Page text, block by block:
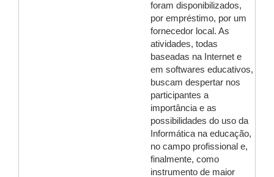
foram disponibilizados,
por empréstimo, por um
fornecedor local. As
atividades, todas
baseadas na Internet e
em softwares educativos,
buscam despertar nos
participantes a
importância e as
possibilidades do uso da
Informática na educação,
no campo profissional e,
finalmente, como
instrumento de maior